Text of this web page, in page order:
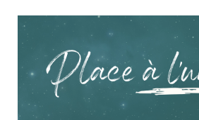
Un espace extérieur pensé, fabriqué
équipes de l’Atelier de Tulle Mulatet
Culture & Loisirs
Du bois, des idées et un vrai savoir-faire
concret ! À la demande des services de la
Brive, l’équipe Menuiserie de l’Atelier
imaginé et réalisé l’aménagement d’un